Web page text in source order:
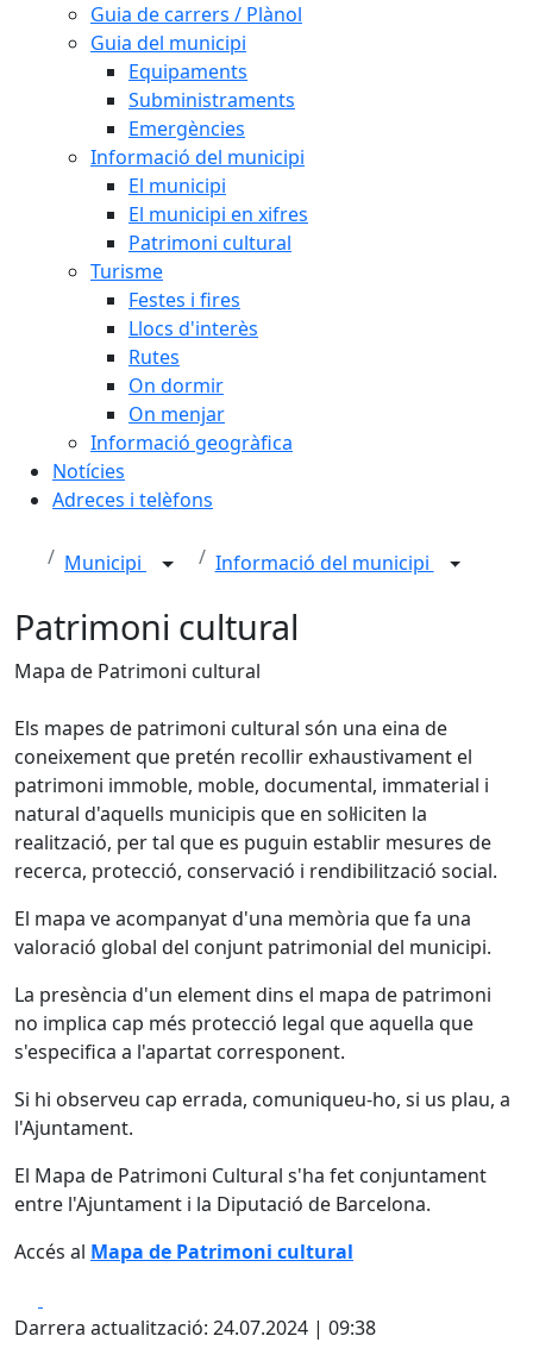
Guia de carrers / Plànol
Guia del municipi
Equipaments
Subministraments
Emergències
Informació del municipi
El municipi
El municipi en xifres
Patrimoni cultural
Turisme
Festes i fires
Llocs d'interès
Rutes
On dormir
On menjar
Informació geogràfica
Notícies
Adreces i telèfons
Municipi Informació del municipi
Patrimoni cultural
Mapa de Patrimoni cultural
Els mapes de patrimoni cultural són una eina de
coneixement que pretén recollir exhaustivament el
patrimoni immoble, moble, documental, immaterial i
natural d'aquells municipis que en sol·liciten la
realització, per tal que es puguin establir mesures de
recerca, protecció, conservació i rendibilització social.
El mapa ve acompanyat d'una memòria que fa una
valoració global del conjunt patrimonial del municipi.
La presència d'un element dins el mapa de patrimoni
no implica cap més protecció legal que aquella que
s'especifica a l'apartat corresponent.
Si hi observeu cap errada, comuniqueu-ho, si us plau, a
l'Ajuntament.
El Mapa de Patrimoni Cultural s'ha fet conjuntament
entre l'Ajuntament i la Diputació de Barcelona.
Accés al Mapa de Patrimoni cultural
Darrera actualització: 24.07.2024 | 09:38